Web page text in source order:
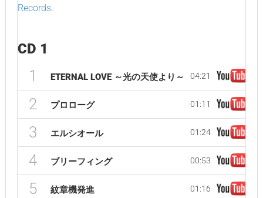
Records.
CD 1
1 ETERNAL LOVE ～光の天使より～ 04:21
2 プロローグ 01:11
3 エルシオール 01:24
4 ブリーフィング 00:53
5 紋章機発進 01:16